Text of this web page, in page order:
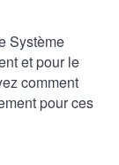
Système
et pour le
comment
pour ces